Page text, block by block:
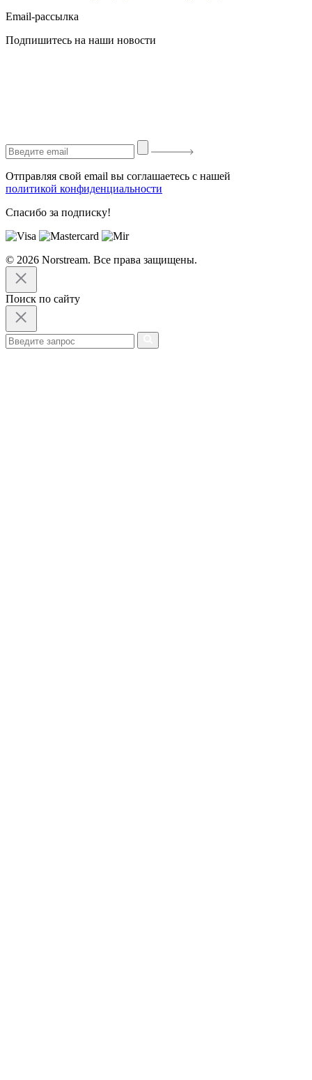
Email-рассылка
Подпишитесь на наши новости
Отправляя свой email вы соглашаетесь с нашей
политикой конфиденциальности
Спасибо за подписку!
© 2026 Norstream. Все права защищены.
Поиск по сайту